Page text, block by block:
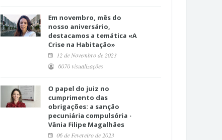
Em novembro, mês do
nosso aniversário,
destacamos a temática «A
Crise na Habitação»
12 de Novembro de 2023
6070 visualizações
O papel do juiz no
cumprimento das
obrigações: a sanção
pecuniária compulsória -
Vânia Filipe Magalhães
06 de Fevereiro de 2023